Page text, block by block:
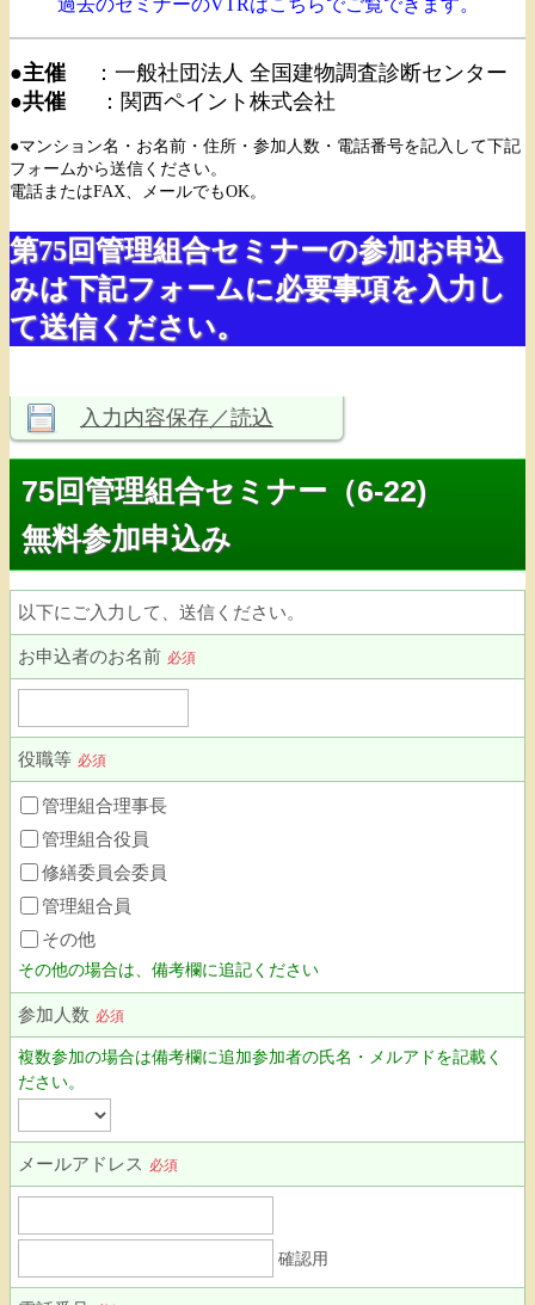
過去のセミナーのVTRはこちらでご覧できます。
●主催 ：一般社団法人 全国建物調査診断センター
●共催 ：関西ペイント株式会社
●マンション名・お名前・住所・参加人数・電話番号を記入して下記
フォームから送信ください。
電話またはFAX、メールでもOK。
第75回管理組合セミナーの参加お申込
みは下記フォームに必要事項を入力し
て送信ください。